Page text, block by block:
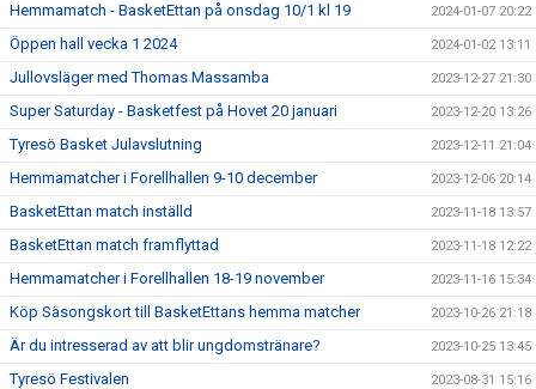
Hemmamatch - BasketEttan på onsdag 10/1 kl 19 2024-01-07 20:22
Öppen hall vecka 1 2024 2024-01-02 13:11
Jullovsläger med Thomas Massamba 2023-12-27 21:30
Super Saturday - Basketfest på Hovet 20 januari 2023-12-20 13:26
Tyresö Basket Julavslutning 2023-12-11 21:04
Hemmamatcher i Forellhallen 9-10 december 2023-12-06 20:14
BasketEttan match inställd 2023-11-18 13:57
BasketEttan match framflyttad 2023-11-18 12:22
Hemmamatcher i Forellhallen 18-19 november 2023-11-16 15:34
Köp Säsongskort till BasketEttans hemma matcher 2023-10-26 21:18
Är du intresserad av att blir ungdomstränare? 2023-10-25 13:45
Tyresö Festivalen 2023-08-31 15:16